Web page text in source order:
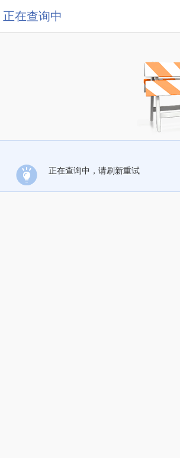
正在查询中
正在查询中，请刷新重试